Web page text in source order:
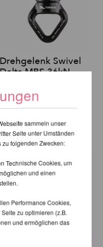
Drehgelenk Swivel
Delta MBS 36kN -
60,98 EUR
inkl. 23 % MwSt. zzgl.
sammeln unser
Seite unter Umständen
zu folgenden Zwecken:
Technische Cookies, um
und einen
Performance Cookies,
zu optimieren (z.B.
und ermöglichen das